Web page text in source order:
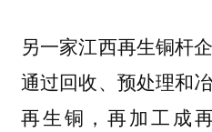
另一家江西再生铜杆
通过回收、预处理和
再生铜，再加工成